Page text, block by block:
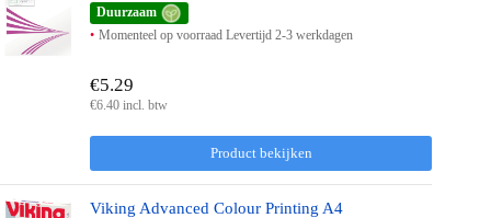
Duurzaam
Momenteel op voorraad Levertijd 2-3 werkdagen
Product bekijken
€5.29
€6.40 incl. btw
Viking Advanced Colour Printing A4